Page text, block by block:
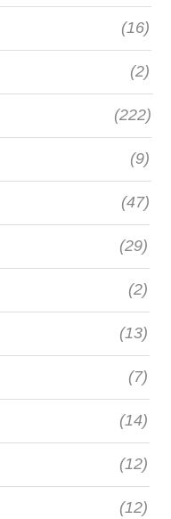
(16)
(2)
(222)
(9)
(47)
(29)
(2)
(13)
(7)
(14)
(12)
(12)